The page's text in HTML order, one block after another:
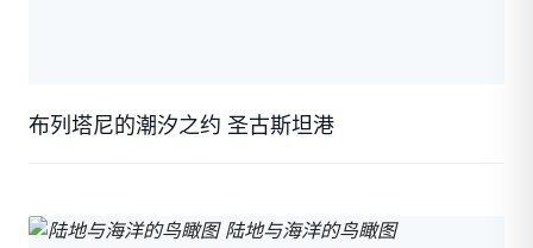
布列塔尼的潮汐之约 圣古斯坦港